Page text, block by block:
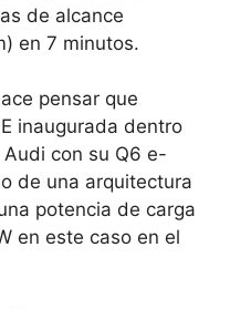
de alcance
en 7 minutos.
pensar que
inaugurada dentro
con su Q6 e-
de una arquitectura
potencia de carga
en este caso en el